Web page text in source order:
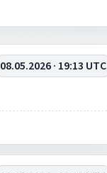
08.05.2026 · 19:13 UTC